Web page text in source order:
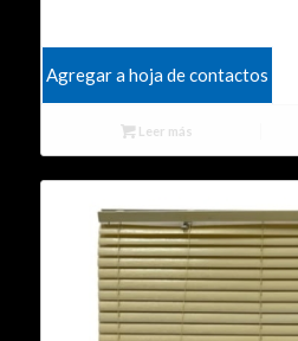
Agregar a hoja de contactos
Leer más